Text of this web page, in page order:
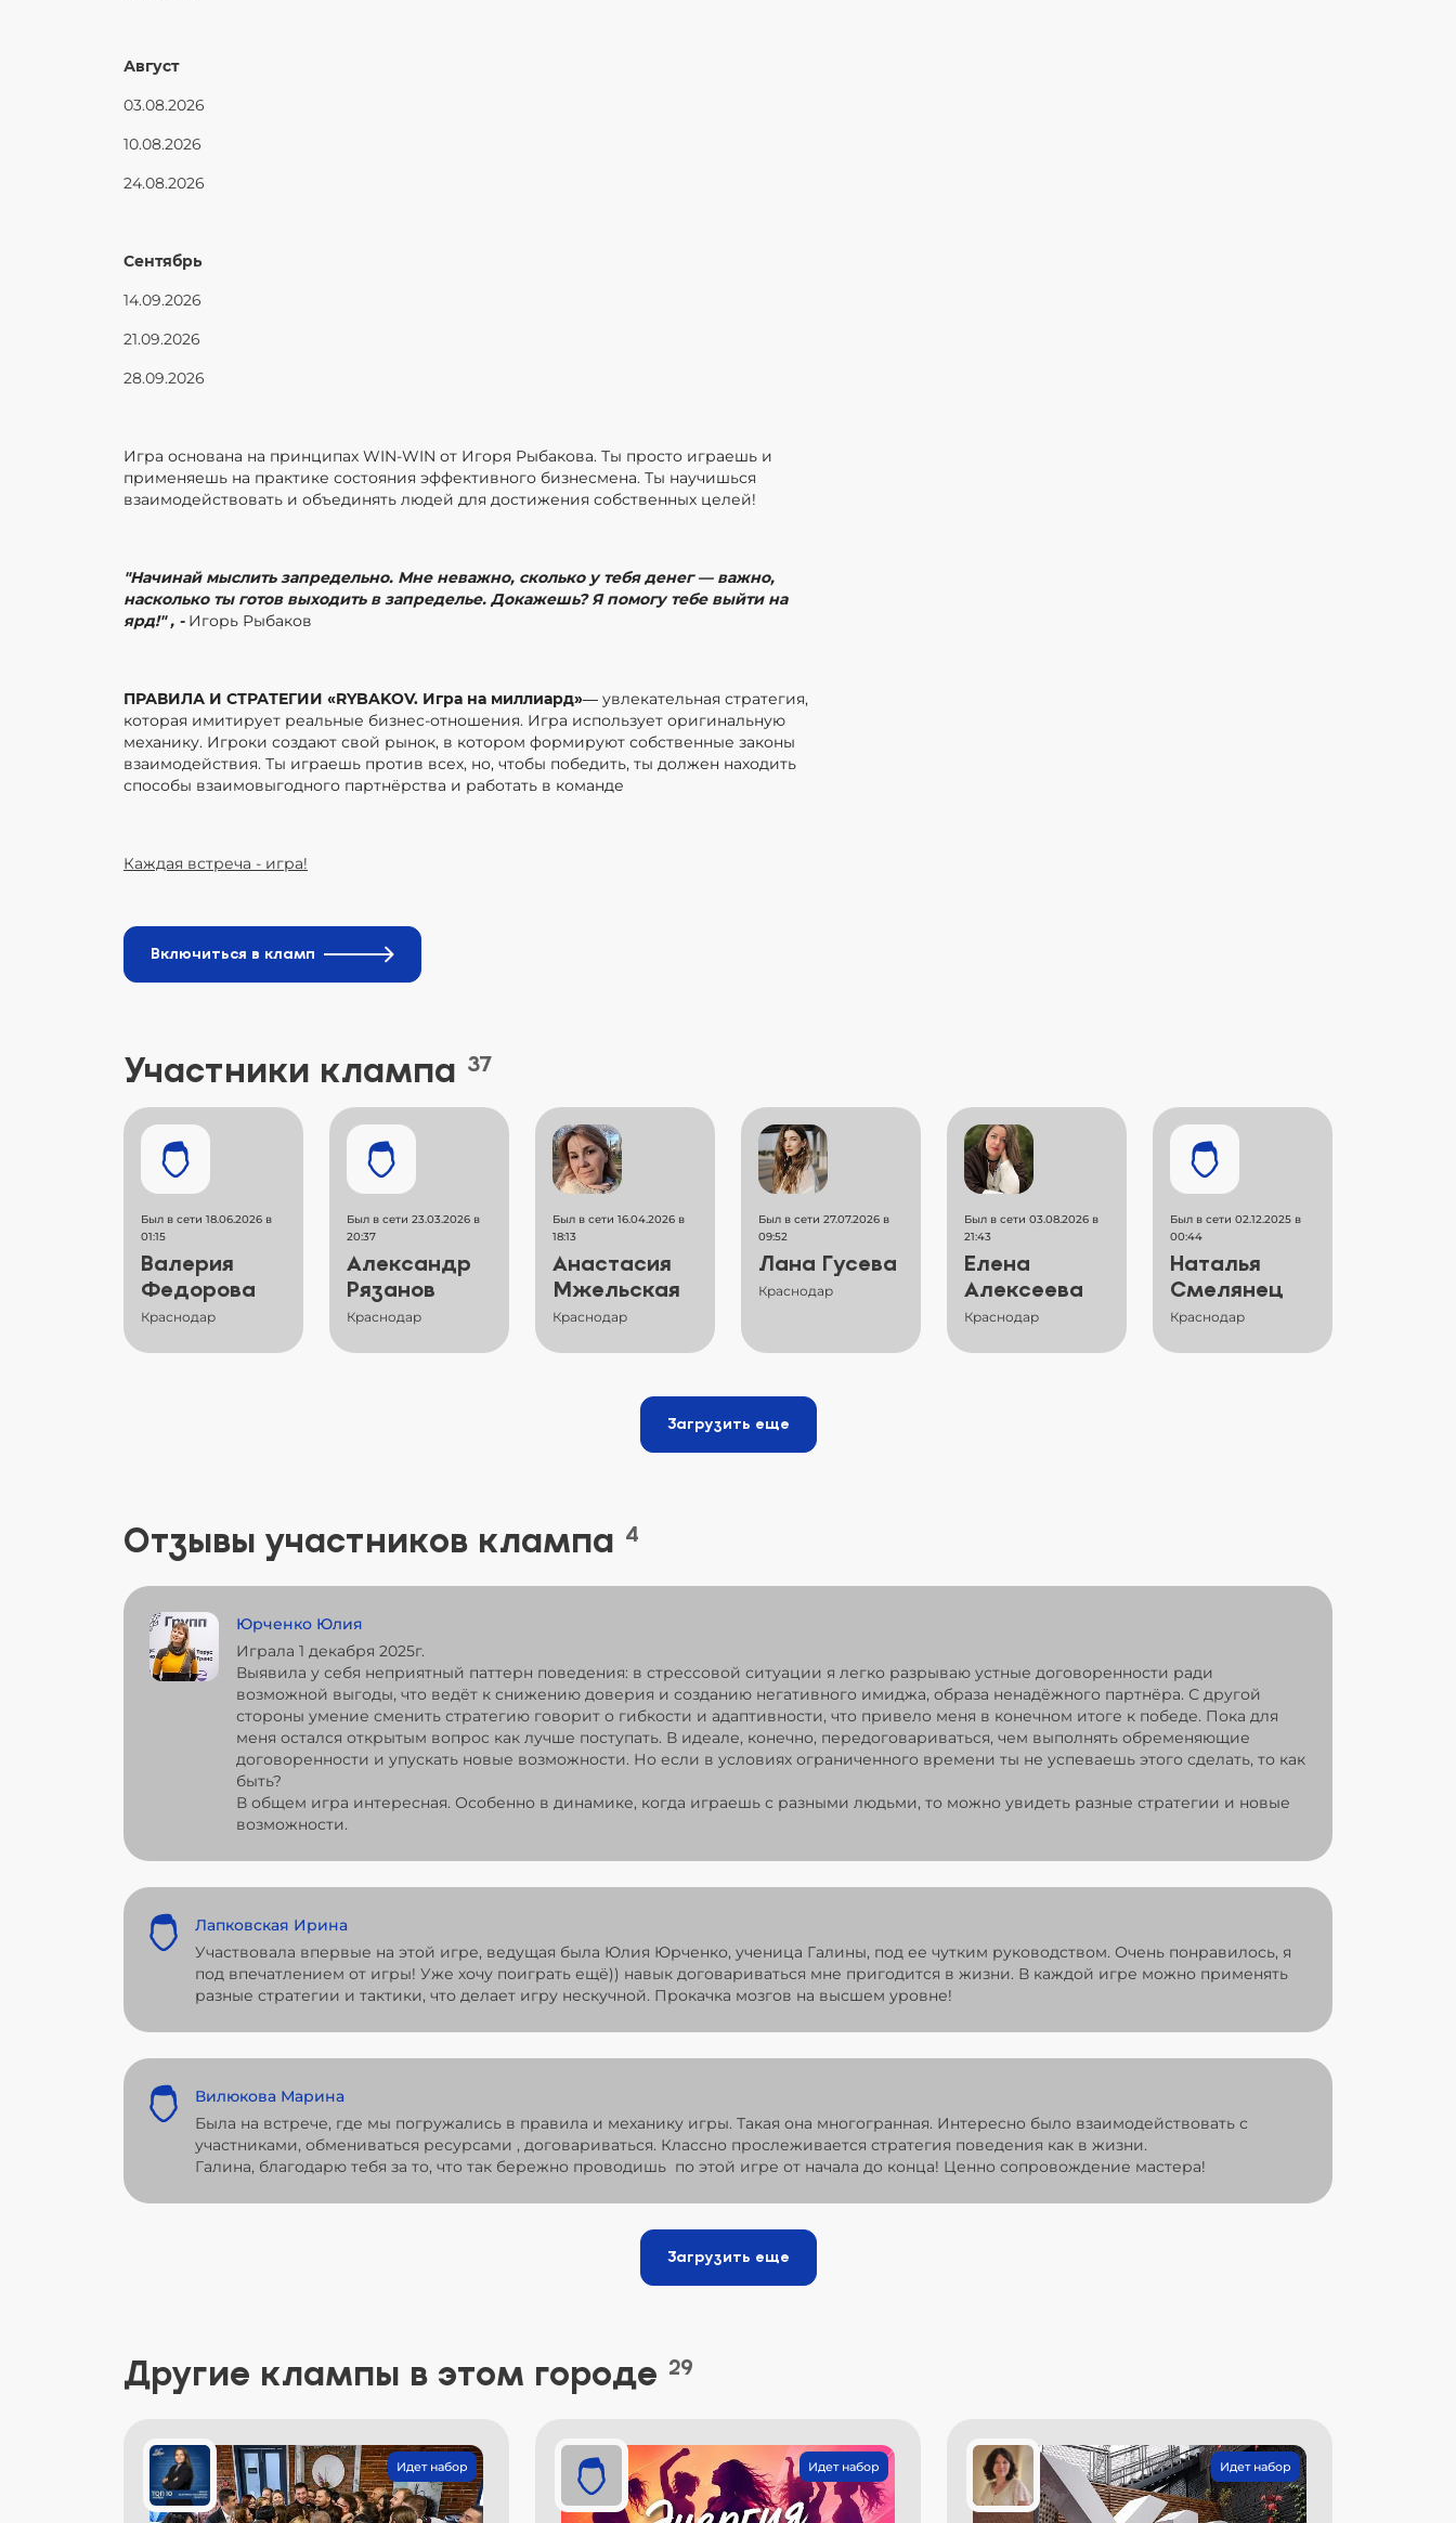
Август
03.08.2026
10.08.2026
24.08.2026
Сентябрь
14.09.2026
21.09.2026
28.09.2026
Игра основана на принципах WIN-WIN от Игоря Рыбакова. Ты просто играешь и
применяешь на практике состояния эффективного бизнесмена. Ты научишься
взаимодействовать и объединять людей для достижения собственных целей!
"Начинай мыслить запредельно. Мне неважно, сколько у тебя денег — важно,
насколько ты готов выходить в запределье. Докажешь? Я помогу тебе выйти на
ярд!" , - Игорь Рыбаков
ПРАВИЛА И СТРАТЕГИИ «RYBAKOV. Игра на миллиард»— увлекательная стратегия,
которая имитирует реальные бизнес-отношения. Игра использует оригинальную
механику. Игроки создают свой рынок, в котором формируют собственные законы
взаимодействия. Ты играешь против всех, но, чтобы победить, ты должен находить
способы взаимовыгодного партнёрства и работать в команде
Каждая встреча - игра!
Включиться в кламп
Участники клампа 37
Был в сети 18.06.2026 в
01:15
Валерия
Федорова
Краснодар
Был в сети 23.03.2026 в
20:37
Александр
Рязанов
Краснодар
Был в сети 16.04.2026 в
18:13
Анастасия
Мжельская
Краснодар
Был в сети 27.07.2026 в
09:52
Лана Гусева
Краснодар
Был в сети 03.08.2026 в
21:43
Елена
Алексеева
Краснодар
Был в сети 02.12.2025 в
00:44
Наталья
Смелянец
Краснодар
Загрузить еще
Отзывы участников клампа 4
Юрченко Юлия
Играла 1 декабря 2025г.
Выявила у себя неприятный паттерн поведения: в стрессовой ситуации я легко разрываю устные договоренности ради
возможной выгоды, что ведёт к снижению доверия и созданию негативного имиджа, образа ненадёжного партнёра. С другой
стороны умение сменить стратегию говорит о гибкости и адаптивности, что привело меня в конечном итоге к победе. Пока для
меня остался открытым вопрос как лучше поступать. В идеале, конечно, передоговариваться, чем выполнять обременяющие
договоренности и упускать новые возможности. Но если в условиях ограниченного времени ты не успеваешь этого сделать, то как
быть?
В общем игра интересная. Особенно в динамике, когда играешь с разными людьми, то можно увидеть разные стратегии и новые
возможности.
Лапковская Ирина
Участвовала впервые на этой игре, ведущая была Юлия Юрченко, ученица Галины, под ее чутким руководством. Очень понравилось, я
под впечатлением от игры! Уже хочу поиграть ещё)) навык договариваться мне пригодится в жизни. В каждой игре можно применять
разные стратегии и тактики, что делает игру нескучной. Прокачка мозгов на высшем уровне!
Вилюкова Марина
Была на встрече, где мы погружались в правила и механику игры. Такая она многогранная. Интересно было взаимодействовать с
участниками, обмениваться ресурсами , договариваться. Классно прослеживается стратегия поведения как в жизни.
Галина, благодарю тебя за то, что так бережно проводишь по этой игре от начала до конца! Ценно сопровождение мастера!
Загрузить еще
Другие клампы в этом городе 29
Идет набор Идет набор Идет набор